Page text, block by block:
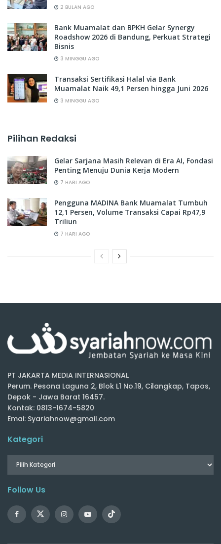
2 BULAN AGO
Bank Muamalat dan BPKH Gelar Synergy
Roadshow 2026 di Bandung, Perkuat Strategi
Bisnis
3 MINGGU AGO
Transaksi Sertifikasi Halal via Bank
Muamalat Naik 49,1 Persen hingga Juni 2026
3 MINGGU AGO
Pilihan Redaksi
Gelar Sarjana Masih Relevan di Era AI, Fondasi
Penting Menuju Dunia Kerja Modern
7 HARI AGO
Pengguna MADINA Bank Muamalat Tumbuh
12,1 Persen, Volume Transaksi Capai Rp47,9
Triliun
7 HARI AGO
PT JAKARTA MEDIA INTERNASIONAL
Perum. Pesona Laguna 2, Blok L1 No.19, Cilangkap, Tapos,
Depok - Jawa Barat 16457.
Kontak: 0813-1674-5820
Emai: Syariahnow@gmail.com
Kategori
Follow Us